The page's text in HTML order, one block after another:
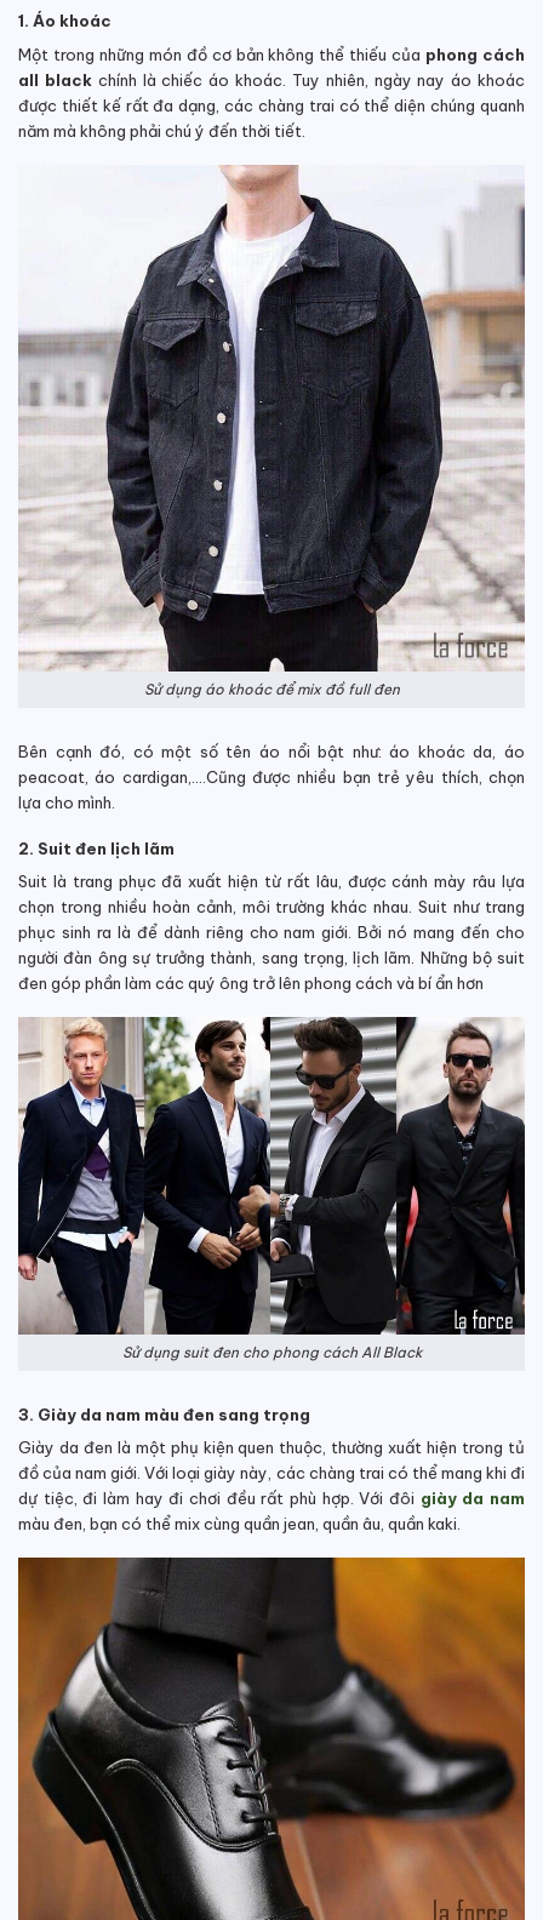
1. Áo khoác
Một trong những món đồ cơ bản không thể thiếu của phong cách
all blackchính là chiếc áo khoác. Tuy nhiên, ngày nay áo khoác
được thiết kế rất đa dạng, các chàng trai có thể diện chúng quanh
năm mà không phải chú ý đến thời tiết.
Sử dụng áo khoác để mix đồ full đen
Bên cạnh đó, có một số tên áo nổi bật như: áo khoác da, áo
peacoat, áo cardigan,….Cũng được nhiều bạn trẻ yêu thích, chọn
lựa cho mình.
2. Suit đen lịch lãm
Suit là trang phục đã xuất hiện từ rất lâu, được cánh mày râu lựa
chọn trong nhiều hoàn cảnh, môi trường khác nhau. Suit như trang
phục sinh ra là để dành riêng cho nam giới. Bởi nó mang đến cho
người đàn ông sự trưởng thành, sang trọng, lịch lãm. Những bộ suit
đen góp phần làm các quý ông trở lên phong cách và bí ẩn hơn
Sử dụng suit đen cho phong cách All Black
3. Giày da nam màu đen sang trọng
Giày da đen là một phụ kiện quen thuộc, thường xuất hiện trong tủ
đồ của nam giới. Với loại giày này, các chàng trai có thể mang khi đi
dự tiệc, đi làm hay đi chơi đều rất phù hợp. Với đôi giày da nam
màu đen, bạn có thể mix cùng quần jean, quần âu, quần kaki.